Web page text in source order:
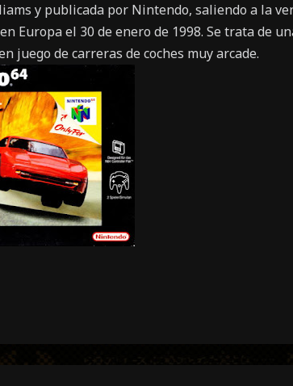
y publicada por Nintendo, saliendo a la
Europa el 30 de enero de 1998. Se trata de
juego de carreras de coches muy arcade.